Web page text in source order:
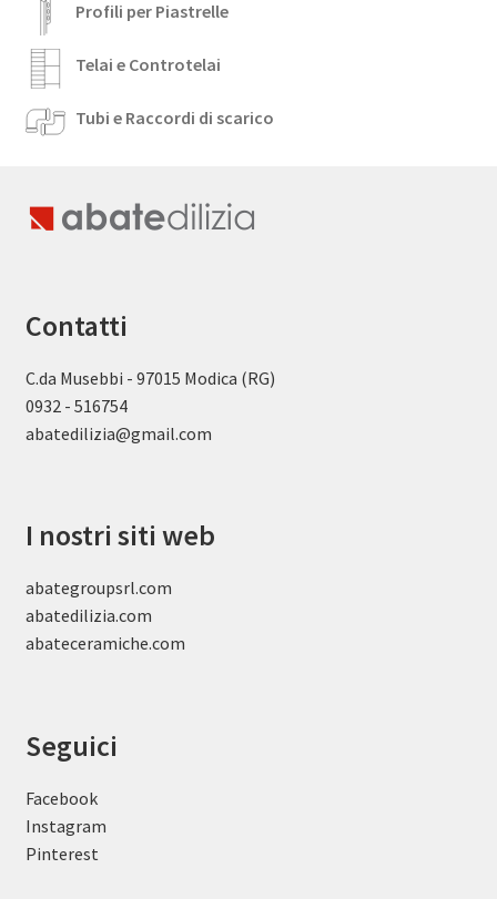
Profili per Piastrelle
Telai e Controtelai
Tubi e Raccordi di scarico
Contatti
C.da Musebbi - 97015 Modica (RG)
0932 - 516754
abatedilizia@gmail.com
I nostri siti web
abategroupsrl.com
abatedilizia.com
abateceramiche.com
Seguici
Facebook
Instagram
Pinterest